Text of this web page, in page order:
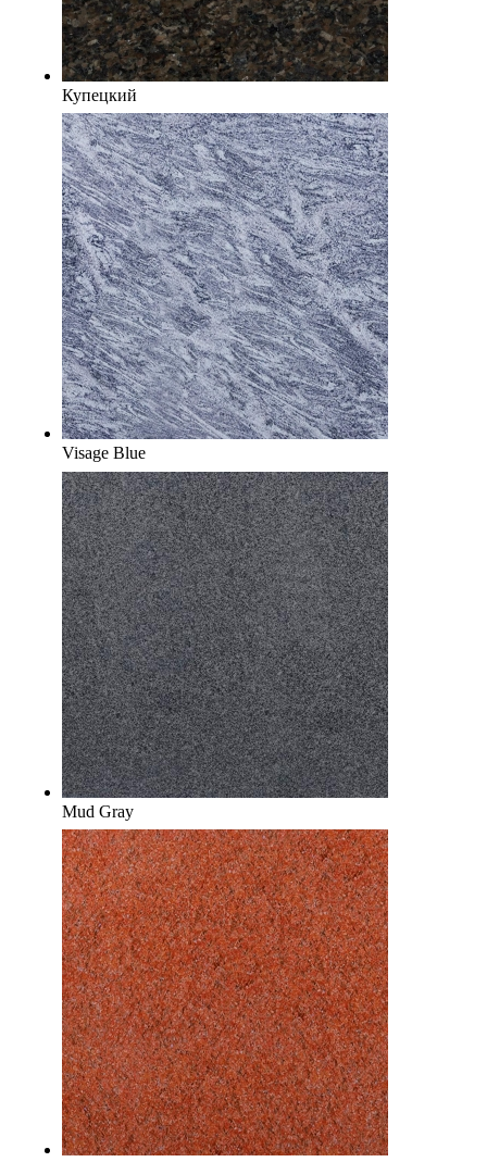
Купецкий
Visage Blue
Mud Gray